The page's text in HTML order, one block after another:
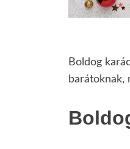
Boldog
barátoknak,